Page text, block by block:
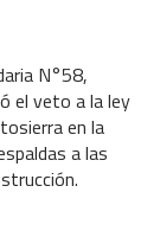
N°58,
el veto a la ley
en la
a las